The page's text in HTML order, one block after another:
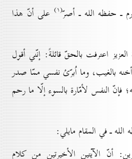
ـ حفظه الله ـ أصرّ(۱) على أنّ هذا
اعترفت بالحقّ قائلةً: إنّني أقول
بالغيب، وما اُبرّئ نفسي ممّا صدر
النفس لأمّارة بالسوء إلّا ما رحم
ـ في المقام مايلي:
أنّ الآيتين الأخيرتين من كلام